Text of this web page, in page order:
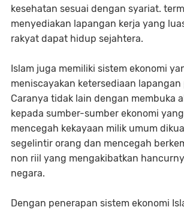
kesehatan sesuai dengan syariat.
menyediakan lapangan kerja yang
rakyat dapat hidup sejahtera.
Islam juga memiliki sistem ekonomi
meniscayakan ketersediaan lapangan
Caranya tidak lain dengan membuka
kepada sumber-sumber ekonomi
mencegah kekayaan milik umum
segelintir orang dan mencegah
non riil yang mengakibatkan
negara.
Dengan penerapan sistem ekonomi